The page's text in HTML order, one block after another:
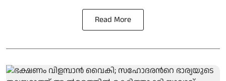
Read More